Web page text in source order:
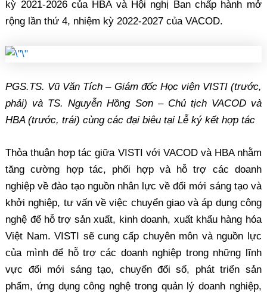
kỳ 2021-2026 của HBA và Hội nghị Ban chấp hành mở
rộng lần thứ 4, nhiệm kỳ 2022-2027 của VACOD.
PGS.TS. Vũ Văn Tích – Giám đốc Học viện VISTI (trước,
phải) và TS. Nguyễn Hồng Sơn – Chủ tịch VACOD và
HBA (trước, trái) cùng các đại biêu tại Lễ ký kết hợp tác
Thỏa thuận hợp tác giữa VISTI với VACOD và HBA nhằm
tăng cường hợp tác, phối hợp và hỗ trợ các doanh
nghiệp về đào tạo nguồn nhân lực về đổi mới sáng tạo và
khởi nghiệp, tư vấn về việc chuyển giao và áp dụng công
nghệ để hỗ trợ sản xuất, kinh doanh, xuất khẩu hàng hóa
Việt Nam. VISTI sẽ cung cấp chuyên môn và nguồn lực
của mình để hỗ trợ các doanh nghiệp trong những lĩnh
vực đổi mới sáng tạo, chuyển đổi số, phát triển sản
phẩm, ứng dụng công nghệ trong quản lý doanh nghiệp,